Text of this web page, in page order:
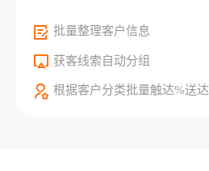
批量整理客户信息
获客线索自动分组
根据客户分类批量触达%送达